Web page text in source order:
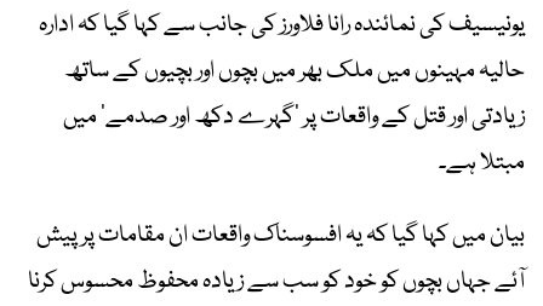
یونیسیف کی نمائندہ رانا فلاورز کی جانب سے کہا گیا کہ ادارہ
حالیہ مہینوں میں ملک بھر میں بچوں اور بچیوں کے ساتھ
زیادتی اور قتل کے واقعات پر ’گہرے دکھ اور صدمے‘ میں
مبتلا ہے۔
بیان میں کہا گیا کہ یہ افسوسناک واقعات ان مقامات پر پیش
آئے جہاں بچوں کو خود کو سب سے زیادہ محفوظ محسوس کرنا